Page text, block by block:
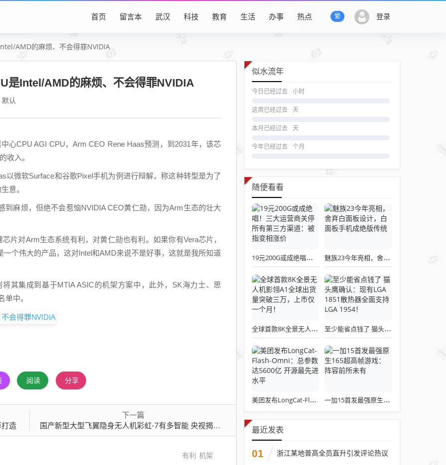
登录
繁
首页 留言本 武汉 科技 教育 生活 办事 热点
AMD的麻烦、不会得罪NVIDIA
是Intel/AMD的麻烦、不会得罪NVIDIA
默认
心CPU AGI CPU，Arm CEO Rene Haas预测，到2031年，该芯
收入。
以微软Surface和谷歌Pixel手机为例进行辩解，称这种转型是为了
意。
麻烦，但绝不会惹恼NVIDIA CEO黄仁勋，因为Arm生态的壮大
片对Arm生态系统有利，对黄仁勋也有利。如果你有Vera芯片，
个伟大的产品，这对Intel和AMD来说不是好事，这就是我所知道
其集成到基于MTIA ASIC的机架方案中，此外，SK海力士、思
单中。
阅读 分享
造
下一篇
国产新型大型飞翼隐身无人机彩虹-7有多智能 央视揭秘：自己滑行自己飞
有利 机架
似水流年
今日已经过去 小时
这周已经过去 天
本月已经过去 天
今年已经过去 个月
随便看看
19元200G或成绝唱！三大运营商关停所有第三方渠道：被指变相涨价 魅族23今年亮相，舍弃白面板设计，白面板手机成绝版传统
全球首款8K全景无人机影翎A1全球出货量突破三万，上市仅一个月！ 至少能省点钱了 猫头鹰确认：现有LGA 1851散热器全面支持LGA 1954！
美团发布LongCat-Flash-Omni：总参数达5600亿 开源最先进水平 一加15首发最强原生165超高帧游戏：阵容前所未有
最近发表
01 浙江某地普高全员直升引发评论热议